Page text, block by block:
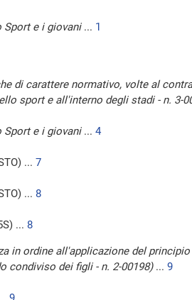
e i giovani... 1
di carattere normativo, volte al
sport e all'interno degli stadi - n. 3-
e i giovani... 4
... 7
... 8
... 8
in ordine all'applicazione del
condiviso dei figli - n. 2-00198)... 9